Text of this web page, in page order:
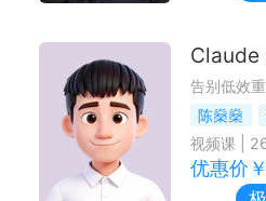
陈燊燊
视频课|
优惠价￥